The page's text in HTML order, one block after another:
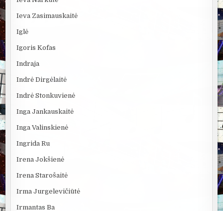
Ieva Zasimauskaitė
Iglė
Igoris Kofas
Indraja
Indrė Dirgėlaitė
Indrė Stonkuvienė
Inga Jankauskaitė
Inga Valinskienė
Ingrida Ru
Irena Jokšienė
Irena Starošaitė
Irma Jurgelevičiūtė
Irmantas Ba